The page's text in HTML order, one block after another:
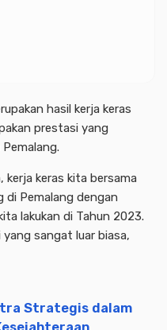
hasil kerja keras
prestasi yang
kerja keras kita bersama
di Pemalang dengan
lakukan di Tahun 2023.
sangat luar biasa,
Strategis dalam